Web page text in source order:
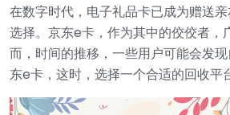
在数字时代，电子礼品卡已成为赠送
选择。京东e卡，作为其中的佼佼者，
而，时间的推移，一些用户可能会发
东e卡，这时，选择一个合适的回收平